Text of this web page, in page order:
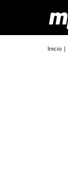
content
Inicio |